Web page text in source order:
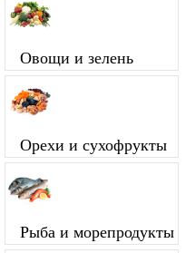
Овощи и зелень
Орехи и сухофрукты
Рыба и морепродукты